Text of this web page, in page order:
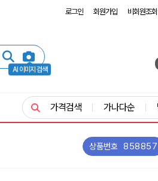
로그인 회원가입 비회원조회
AI 이미지 검색
가격검색 가나다순
상품번호 858857